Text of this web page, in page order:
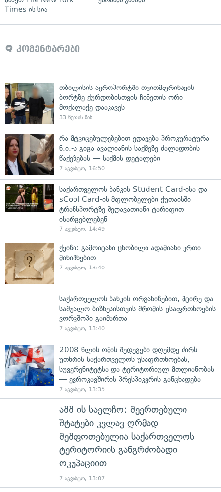
Times-ის სია
კომენტარები
თბილისის აეროპორტში თვითმფრინავის
ბორტზე ქურდობისთვის ჩინეთის ორი
მოქალაქე დააკავეს
33 წუთის წინ
რა მტკიცებულებებით ედავება პროკურატურა
ნ.ი.-ს გიგა ავალიანის საქმეზე ძალადობის
წაქეზებას — საქმის დეტალები
7 აგვისტო, 16:50
საქართველოს ბანკის Student Card-ისა და
sCool Card-ის მფლობელები ქუთაისში
ტრანსპორტზე შეღავათიანი ტარიფით
ისარგებლებენ
7 აგვისტო, 14:49
ქვიზი: გამოიცანი ცნობილი ადამიანი ერთი
მინიშნებით
7 აგვისტო, 13:40
საქართველოს ბანკის ორგანიზებით, მცირე და
საშუალო ბიზნესისთვის შრომის უსაფრთხოების
ვორკშოპი გაიმართა
7 აგვისტო, 13:40
2008 წლის ომის შედეგები დღემდე ძირს
უთხრის საქართველოს უსაფრთხოებას,
სუვერენიტეტსა და ტერიტორიულ მთლიანობას
— ევროკავშირის პრესპიკერის განცხადება
7 აგვისტო, 13:35
აშშ-ის საელჩო: შეერთებული
შტატები კვლავ ღრმად
შეშფოთებულია საქართველოს
ტერიტორიის განგრძობადი
ოკუპაციით
7 აგვისტო, 13:07